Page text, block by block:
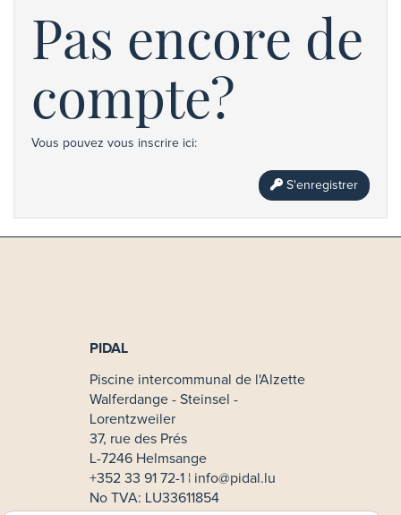
Pas encore de
compte?
Vous pouvez vous inscrire ici:
S'enregistrer
PIDAL
Piscine intercommunal de l'Alzette
Walferdange - Steinsel -
Lorentzweiler
37, rue des Prés
L-7246 Helmsange
+352 33 91 72-1 ¦ info@pidal.lu
No TVA: LU33611854